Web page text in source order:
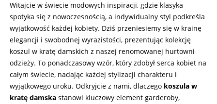
Witajcie w świecie modowych inspiracji, gdzie klasyka
spotyka się z nowoczesnością, a indywidualny styl podkreśla
wyjątkowość każdej kobiety. Dziś przeniesiemy się w krainę
elegancji i swobodnej wyrazistości, prezentując kolekcję
koszul w kratę damskich z naszej renomowanej hurtowni
odzieży. To ponadczasowy wzór, który zdobył serca kobiet na
całym świecie, nadając każdej stylizacji charakteru i
wyjątkowego uroku. Odkryjcie z nami, dlaczego koszula w
kratę damska stanowi kluczowy element garderoby,